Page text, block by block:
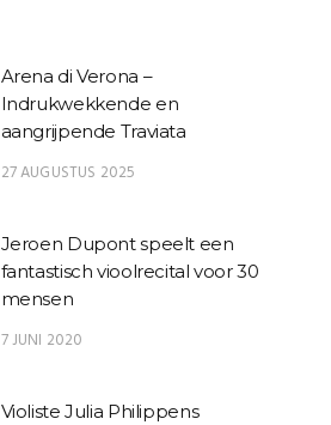
Arena di Verona –
Indrukwekkende en
aangrijpende Traviata
27 AUGUSTUS 2025
Jeroen Dupont speelt een
fantastisch vioolrecital voor 30
mensen
7 JUNI 2020
Violiste Julia Philippens